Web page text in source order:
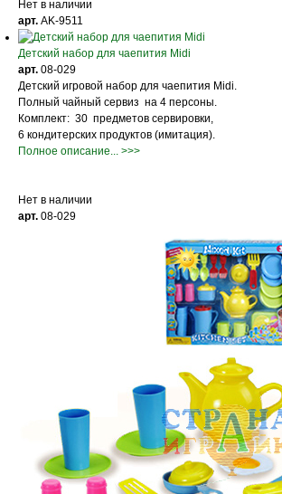
Нет в наличии
арт. AK-9511
Детский набор для чаепития Midi
арт. 08-029
Детский игровой набор для чаепития Midi.
Полный чайный сервиз на 4 персоны.
Комплект: 30 предметов сервировки,
6 кондитерских продуктов (имитация).
Полное описание... >>>
Нет в наличии
арт. 08-029